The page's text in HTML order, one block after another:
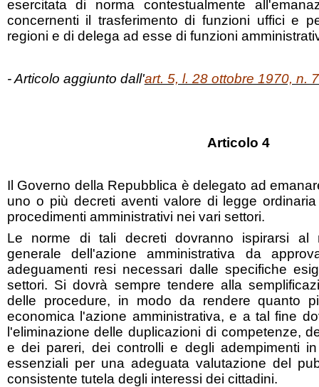
esercitata di norma contestualmente
concernenti il trasferimento di funzioni uffici e
regioni e di delega ad esse di funzioni
- Articolo aggiunto dall'art. 5, l. 28 ottobre 1970, n.
Articolo 4
Il Governo della Repubblica è delegato ad
uno o più decreti aventi valore di legge
procedimenti amministrativi nei vari settori.
Le norme di tali decreti dovranno ispirarsi al
generale dell'azione amministrativa da
adeguamenti resi necessari dalle specifiche
settori. Si dovrà sempre tendere alla
delle procedure, in modo da rendere quanto
economica l'azione amministrativa, e a tal fine
l'eliminazione delle duplicazioni di competenze,
e dei pareri, dei controlli e degli adempimenti
essenziali per una adeguata valutazione del
consistente tutela degli interessi dei cittadini.